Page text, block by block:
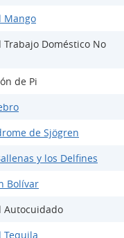
Mango
Doméstico No
de Pi
de Sjögren
y los Delfines
Bolívar
Autocuidado
Tequila